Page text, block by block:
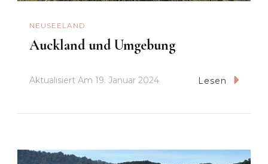
NEUSEELAND
Auckland und Umgebung
Aktualisiert Am 19. Januar 2024 Lesen